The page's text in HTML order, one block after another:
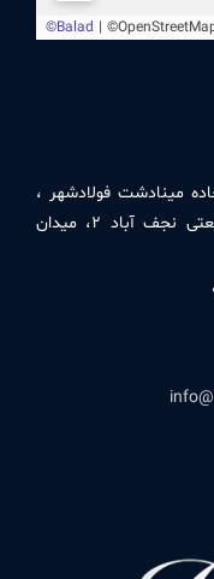
مینادشت فولادشهر ،
بعد از مسکن مهر فولادشهر، شهرک صنعتی نجف آباد ۲، میدان